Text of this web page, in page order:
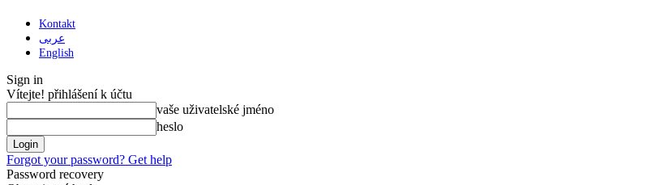
Kontakt
عربى
English
Sign in
Vítejte! přihlášení k účtu
vaše uživatelské jméno
heslo
Forgot your password? Get help
Password recovery